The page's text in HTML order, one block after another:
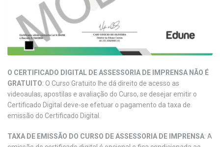
O CERTIFICADO DIGITAL DE ASSESSORIA DE IMPRENSA NÃO É
GRATUITO: O Curso Gratuito lhe dá direito de acesso as
videoaulas, apostilas e avaliação do Curso, se desejar emitir o
Certificado Digital deve-se efetuar o pagamento da taxa de
emissão do Certificado Digital.
TAXA DE EMISSÃO DO CURSO DE ASSESSORIA DE IMPRENSA: A